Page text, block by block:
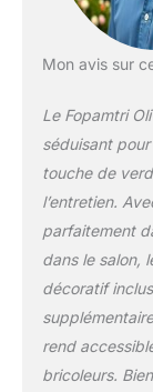
Mon avis sur
Le Fopamtri
séduisant
touche de
l’entretien.
parfaitement
dans le salon,
décoratif
rend
bricoleurs.